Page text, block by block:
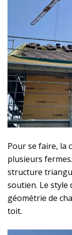
Pour se faire, la
plusieurs
structure
soutien. Le style
géométrie de
toit.